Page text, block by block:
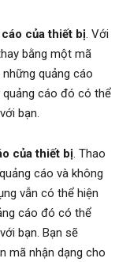
của thiết bị. Với
bằng một mã
quảng cáo
quảng cáo đó có thể
bạn.
của thiết bị. Thao
cáo và không
vẫn có thể hiện
cáo đó có thể
bạn. Bạn sẽ
mã nhận dạng cho